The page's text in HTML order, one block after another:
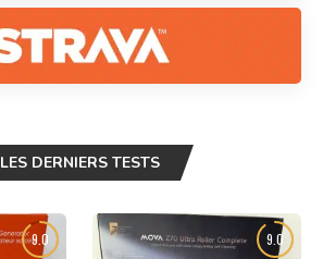
LES DERNIERS TESTS
9.0 9.0